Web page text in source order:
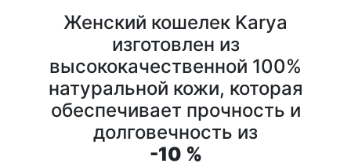
Женский кошелек Karya
изготовлен из
высококачественной 100%
натуральной кожи, которая
обеспечивает прочность и
долговечность из
-10 %